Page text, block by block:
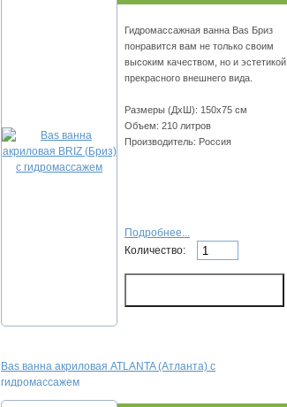
Гидромассажная ванна Bas Бриз
понравится вам не только своим
высоким качеством, но и эстетикой
прекрасного внешнего вида.
Размеры (ДхШ): 150х75 см
Объем: 210 литров
Производитель: Россия
Подробнее...
Количество:
Bas ванна акриловая ATLANTA (Атланта) с
гидромассажем